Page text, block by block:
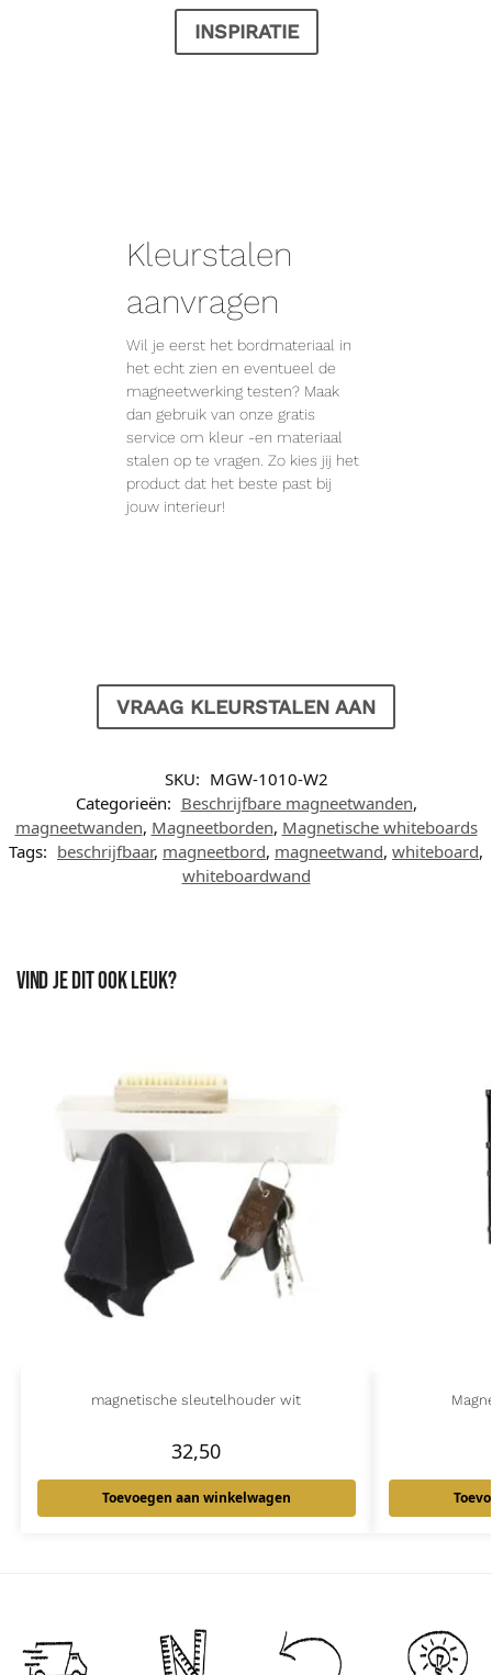
INSPIRATIE
Kleurstalen
aanvragen
Wil je eerst het bordmateriaal in
het echt zien en eventueel de
magneetwerking testen? Maak
dan gebruik van onze gratis
service om kleur -en materiaal
stalen op te vragen. Zo kies jij het
product dat het beste past bij
jouw interieur!
VRAAG KLEURSTALEN AAN
SKU: MGW-1010-W2
Categorieën: Beschrijfbare magneetwanden,
magneetwanden, Magneetborden, Magnetische whiteboards
Tags: beschrijfbaar, magneetbord, magneetwand, whiteboard,
whiteboardwand
Vind je dit ook leuk?
magnetische sleutelhouder wit
32,50
Toevoegen aan winkelwagen